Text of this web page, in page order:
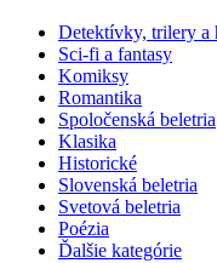
Detektívky, trilery a
Sci-fi a fantasy
Komiksy
Romantika
Spoločenská beletria
Klasika
Historické
Slovenská beletria
Svetová beletria
Poézia
Ďalšie kategórie